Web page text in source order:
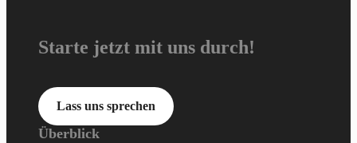
Starte jetzt mit uns durch!
Lass uns sprechen
Überblick